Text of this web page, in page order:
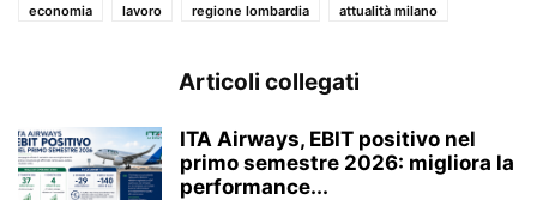
economia
lavoro regione lombardia attualità milano
Articoli collegati
ITA Airways, EBIT positivo nel
primo semestre 2026: migliora la
performance...